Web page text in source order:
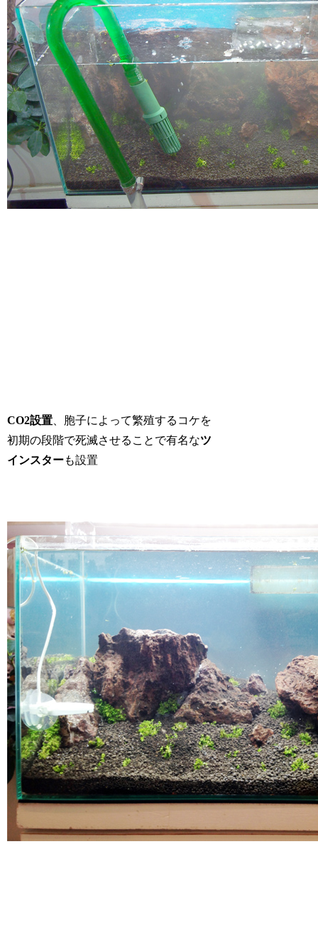
CO2設置 、胞子によって繁殖するコケを
初期の段階で死滅させることで有名なツ
インスターも設置